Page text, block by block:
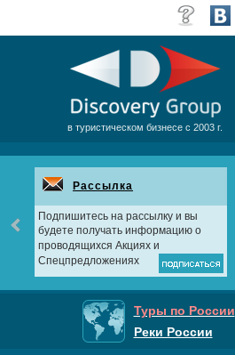
в туристическом бизнесе с 2003 г.
Рассылка
Подпишитесь на рассылку и вы
будете получать информацию о
проводящихся Акциях и
Спецпредложениях
Туры по России
Реки России